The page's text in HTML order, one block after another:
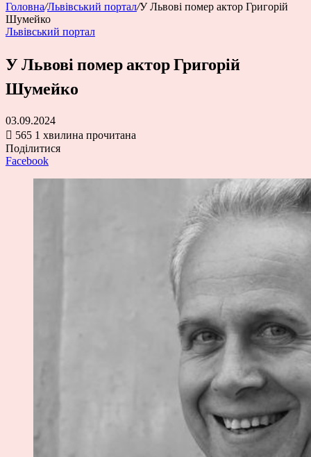
Головна/Львівський портал/У Львові помер актор Григорій
Шумейко
Львівський портал
У Львові помер актор Григорій
Шумейко
03.09.2024
565 1 хвилина прочитана
Поділитися
Facebook